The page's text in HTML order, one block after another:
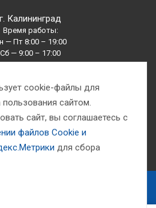
г. Калининград
Время работы:
— Пт 8:00 – 19:00
Сб — 9:00 – 17:00
—10:00 – 16:00
— инженерно-торговый центр
cookie-файлы для
сайтом.
сайт, вы соглашаетесь с
файлов Сookie и
для сбора